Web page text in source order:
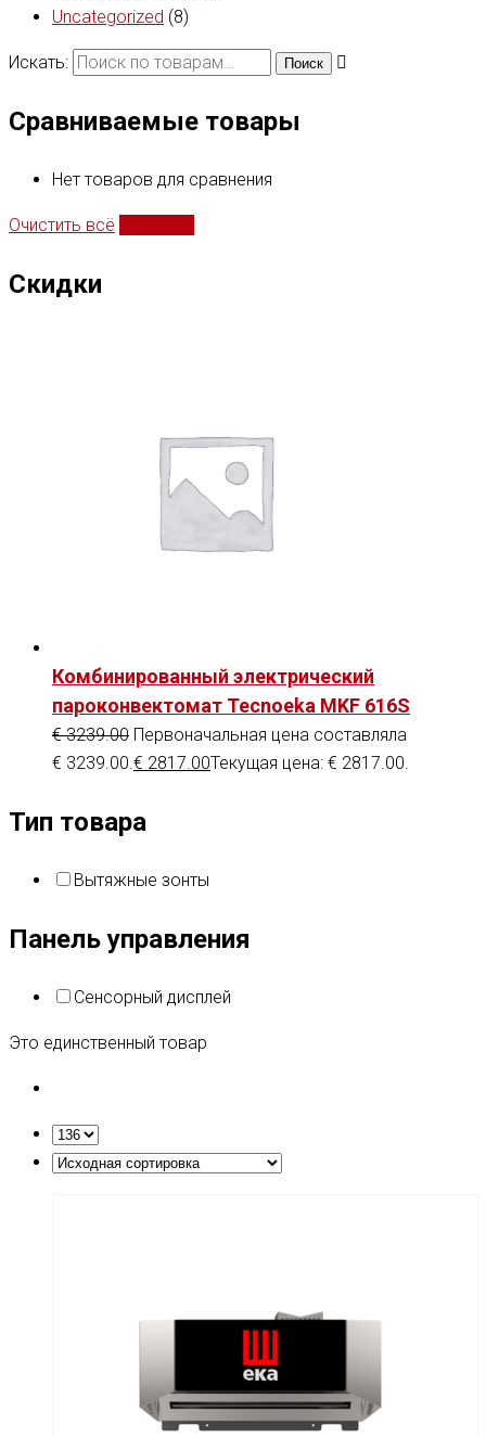
Uncategorized (8)
Искать: Поиск
Сравниваемые товары
Нет товаров для сравнения
Очистить всё
Скидки
Комбинированный электрический
пароконвектомат Tecnoeka MKF 616S
€3239.00 Первоначальная цена составляла
€ 3239.00. € 2817.00Текущая цена: € 2817.00.
Тип товара
Вытяжные зонты
Панель управления
Сенсорный дисплей
Это единственный товар